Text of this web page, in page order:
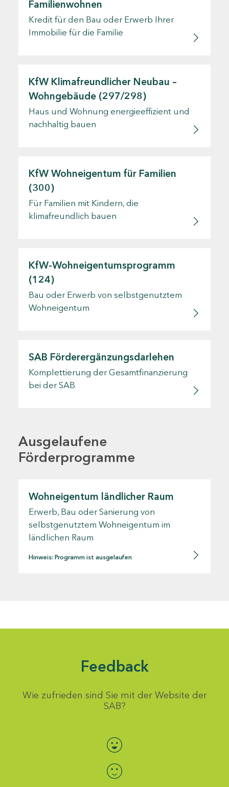
Familienwohnen
Kredit für den Bau oder Erwerb Ihrer
Immobilie für die Familie
KfW Klimafreundlicher Neubau –
Wohngebäude (297/298)
Haus und Wohnung energieeffizient und
nachhaltig bauen
KfW Wohneigentum für Familien
(300)
Für Familien mit Kindern, die
klimafreundlich bauen
KfW-Wohneigentumsprogramm
(124)
Bau oder Erwerb von selbstgenutztem
Wohneigentum
SAB Förderergänzungsdarlehen
Komplettierung der Gesamtfinanzierung
bei der SAB
Ausgelaufene
Förderprogramme
Wohneigentum ländlicher Raum
Erwerb, Bau oder Sanierung von
selbstgenutztem Wohneigentum im
ländlichen Raum
Hinweis: Programm ist ausgelaufen
Feedback
Wie zufrieden sind Sie mit der Website der
SAB?
Bewertung auswählen